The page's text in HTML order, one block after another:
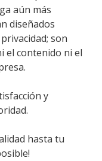
aún más
diseñados
son
el contenido ni el
y
hasta tu